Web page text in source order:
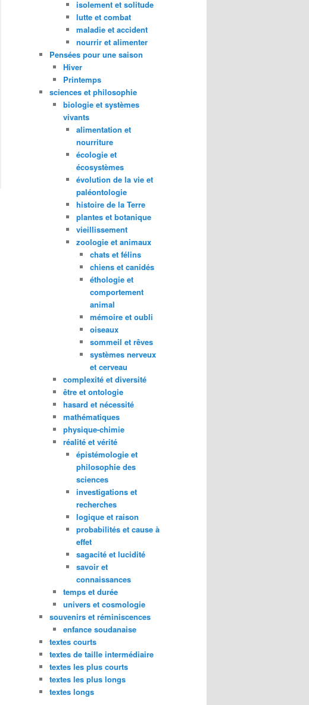
isolement et solitude
lutte et combat
maladie et accident
nourrir et alimenter
Pensées pour une saison
Hiver
Printemps
sciences et philosophie
biologie et systèmes
vivants
alimentation et
nourriture
écologie et
écosystèmes
évolution de la vie et
paléontologie
histoire de la Terre
plantes et botanique
vieillissement
zoologie et animaux
chats et félins
chiens et canidés
éthologie et
comportement
animal
mémoire et oubli
oiseaux
sommeil et rêves
systèmes nerveux
et cerveau
complexité et diversité
être et ontologie
hasard et nécessité
mathématiques
physique-chimie
réalité et vérité
épistémologie et
philosophie des
sciences
investigations et
recherches
logique et raison
probabilités et cause à
effet
sagacité et lucidité
savoir et
connaissances
temps et durée
univers et cosmologie
souvenirs et réminiscences
enfance soudanaise
textes courts
textes de taille intermédiaire
textes les plus courts
textes les plus longs
textes longs